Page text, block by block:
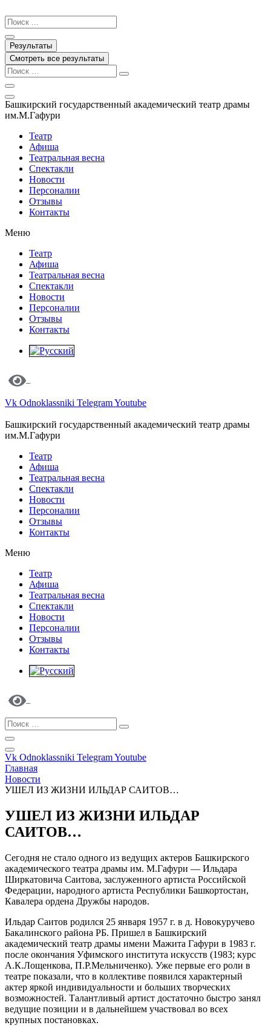
к
содержимому
Search
...
Результаты
Смотреть все результаты
Башкирский государственный академический театр драмы
им.М.Гафури
Театр
Афиша
Театральная весна
Спектакли
Новости
Персоналии
Отзывы
Контакты
Меню
Театр
Афиша
Театральная весна
Спектакли
Новости
Персоналии
Отзывы
Контакты
Vk Odnoklassniki TelegramYoutube
Башкирский государственный академический театр драмы
им.М.Гафури
Театр
Афиша
Театральная весна
Спектакли
Новости
Персоналии
Отзывы
Контакты
Меню
Театр
Афиша
Театральная весна
Спектакли
Новости
Персоналии
Отзывы
Контакты
Vk Odnoklassniki TelegramYoutube
Главная
Новости
УШЕЛ ИЗ ЖИЗНИ ИЛЬДАР САИТОВ…
УШЕЛ ИЗ ЖИЗНИ ИЛЬДАР
САИТОВ…
Сегодня не стало одного из ведущих актеров Башкирского
академического театра драмы им. М.Гафури — Ильдара
Ширкатовича Саитова, заслуженного артиста Российской
Федерации, народного артиста Республики Башкортостан,
Кавалера ордена Дружбы народов.
Ильдар Саитов родился 25 января 1957 г. в д. Новокуручево
Бакалинского района РБ. Пришел в Башкирский
академический театр драмы имени Мажита Гафури в 1983 г.
после окончания Уфимского института искусств (1983; курс
А.К.Лощенкова, П.Р.Мельниченко). Уже первые его роли в
театре показали, что в коллективе появился характерный
актер яркой индивидуальности и больших творческих
возможностей. Талантливый артист достаточно быстро занял
ведущие позиции и в дальнейшем участвовал во всех
крупных постановках.